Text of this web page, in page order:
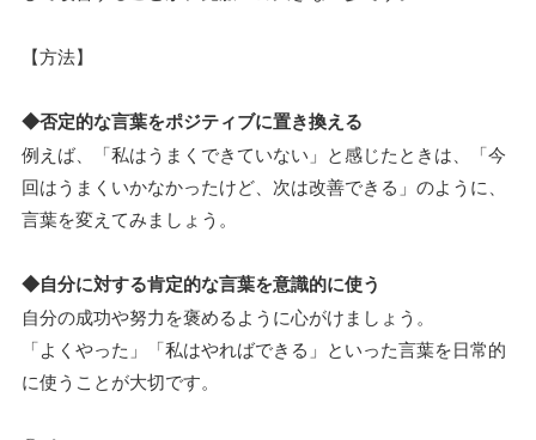
【方法】
◆否定的な言葉をポジティブに置き換える
例えば、「私はうまくできていない」と感じたときは、「今
回はうまくいかなかったけど、次は改善できる」のように、
言葉を変えてみましょう。
◆自分に対する肯定的な言葉を意識的に使う
自分の成功や努力を褒めるように心がけましょう。
「よくやった」「私はやればできる」といった言葉を日常的
に使うことが大切です。